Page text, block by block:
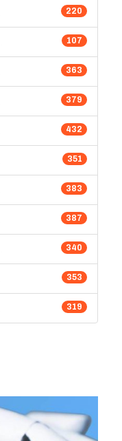
220
107
363
379
432
351
383
387
340
353
319